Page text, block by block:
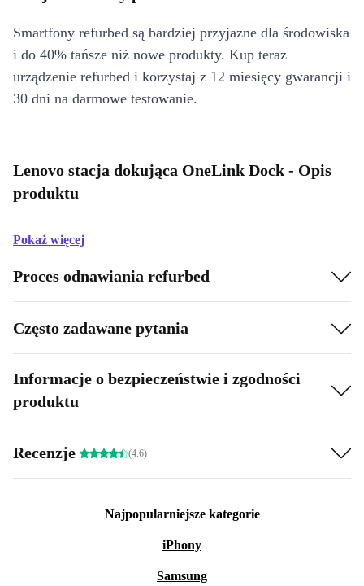
Smartfony refurbed są bardziej przyjazne dla środowiska
i do 40% tańsze niż nowe produkty. Kup teraz
urządzenie refurbed i korzystaj z 12 miesięcy gwarancji i
30 dni na darmowe testowanie.
Lenovo stacja dokująca OneLink Dock - Opis
produktu
Pokaż więcej
Proces odnawiania refurbed
Często zadawane pytania
Informacje o bezpieczeństwie i zgodności
produktu
Recenzje (4.6)
Najpopularniejsze kategorie
iPhony
Samsung